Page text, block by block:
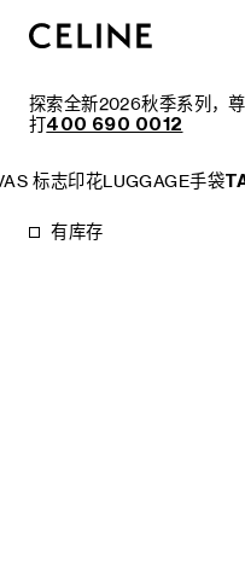
探索全新2026秋季系列，
打400 690 0012
标志印花LUGGAGE手袋
有库存